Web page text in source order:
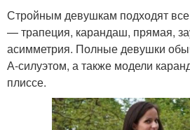
Стройным девушкам подходят
— трапеция, карандаш, прямая,
асимметрия. Полные девушки
А-силуэтом, а также модели
плиссе.